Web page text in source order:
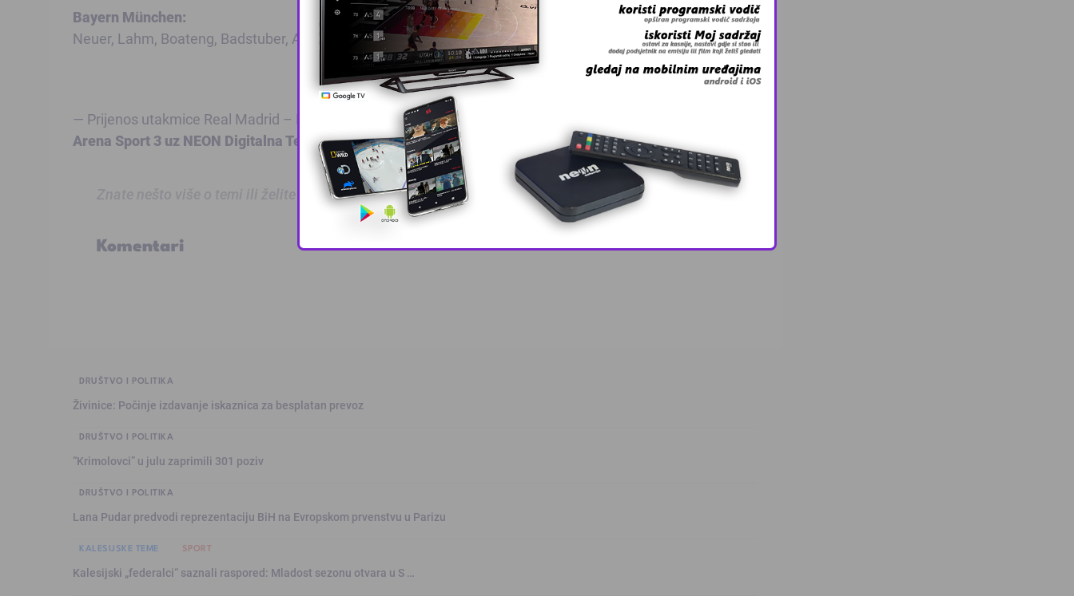
Bayern München:
Neuer, Lahm, Boateng, Badstuber, Alaba, Gustavo, Schweinsteiger, Robben, Kroos, Ribery, Gomez
— Prijenos utakmice Real Madrid – Bayern možete pogledati večeras od
Arena Sport 3 uz NEON Digitalna Televizija.
Znate nešto više o temi ili želite prijaviti grešku u tekstu?
Komentari
DRUŠTVO I POLITIKA
Živinice: Počinje izdavanje iskaznica za besplatan prevoz
DRUŠTVO I POLITIKA
“Krimolovci” u julu zaprimili 301 poziv
DRUŠTVO I POLITIKA
Lana Pudar predvodi reprezentaciju BiH na Evropskom prvenstvu u Parizu
KALESIJSKE TEME SPORT
Kalesijski „federalci“ saznali raspored: Mladost sezonu otvara u S …